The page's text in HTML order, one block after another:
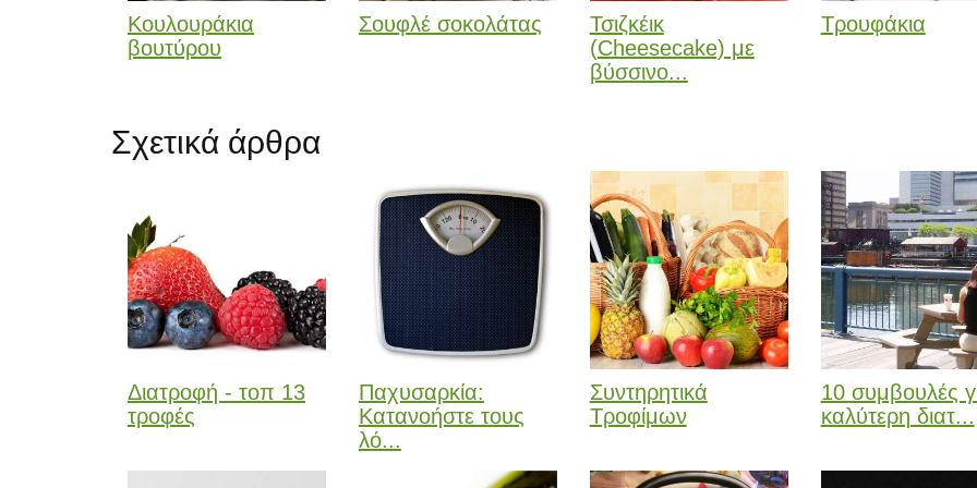
Κουλουράκια
βουτύρου
Σουφλέ σοκολάτας
Τσιζκέικ
(Cheesecake) με
βύσσινο...
Τρουφάκια
Σχετικά άρθρα
Διατροφή - τοπ 13
τροφές
Παχυσαρκία:
Κατανοήστε τους
λό...
Συντηρητικά
Τροφίμων
10 συμβουλές
καλύτερη διατ...